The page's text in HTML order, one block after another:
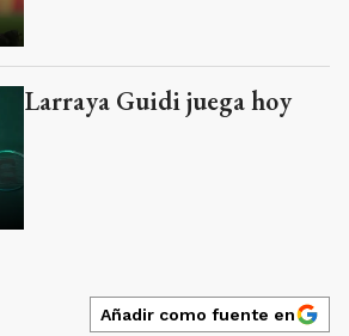
Larraya Guidi juega hoy
Añadir como fuente en